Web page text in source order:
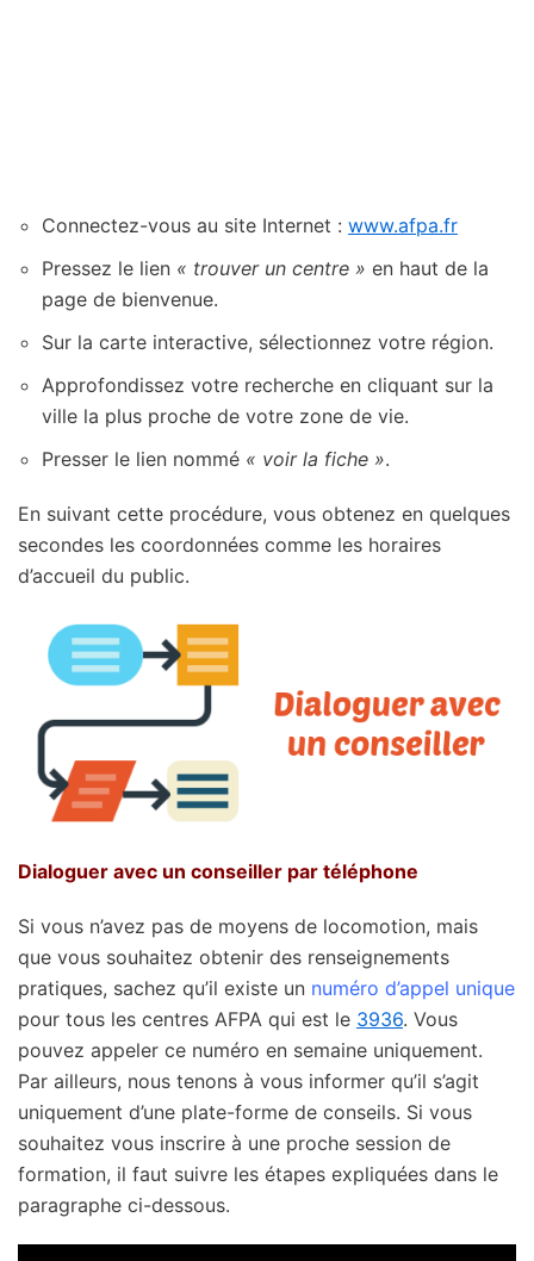
Connectez-vous au site Internet : www.afpa.fr
Pressez le lien « trouver un centre » en haut de la
page de bienvenue.
Sur la carte interactive, sélectionnez votre région.
Approfondissez votre recherche en cliquant sur la
ville la plus proche de votre zone de vie.
Presser le lien nommé « voir la fiche ».
En suivant cette procédure, vous obtenez en quelques
secondes les coordonnées comme les horaires
d’accueil du public.
Dialoguer avec un conseiller par téléphone
Si vous n’avez pas de moyens de locomotion, mais
que vous souhaitez obtenir des renseignements
pratiques, sachez qu’il existe un numéro d’appel unique
pour tous les centres AFPA qui est le 3936. Vous
pouvez appeler ce numéro en semaine uniquement.
Par ailleurs, nous tenons à vous informer qu’il s’agit
uniquement d’une plate-forme de conseils. Si vous
souhaitez vous inscrire à une proche session de
formation, il faut suivre les étapes expliquées dans le
paragraphe ci-dessous.